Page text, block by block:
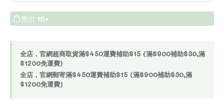
售出 10+
全店，官網超商取貨滿$450運費補助$15 (滿$900補助$30,滿
$1200免運費)
全店，官網郵寄滿$450運費補助$15 (滿$900補助$30,滿
$1200免運費)